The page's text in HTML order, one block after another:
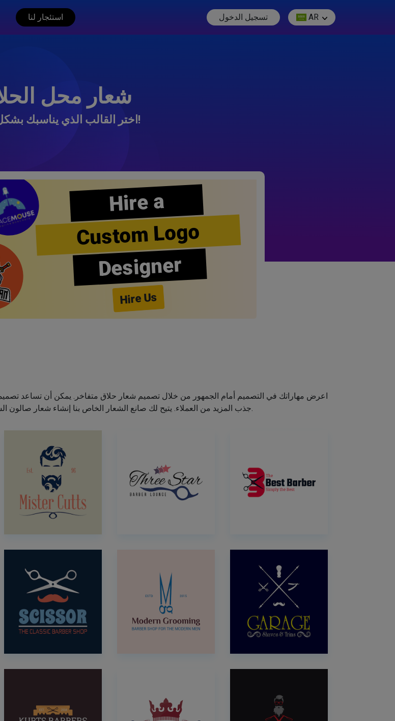
استئجار لنا تسجيل الدخول AR
شعار محل
اختر القالب الذي يناسبك بشكل أفضل!
Hire a
Custom Logo
Designer
Hire Us
اعرض مهاراتك في التصميم أمام الجمهور من خلال تصميم شعار حلاق متفاخر. يمكن أن تساعد
جذب المزيد من العملاء. يتيح لك صانع الشعار الخاص بنا إنشاء شعار صالون الشعر الخاص بك دون اكتساب مهارات التصميم.